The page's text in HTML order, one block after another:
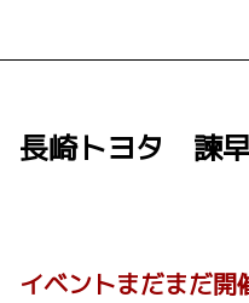
長崎トヨタ 諫
イベントまだまだ開